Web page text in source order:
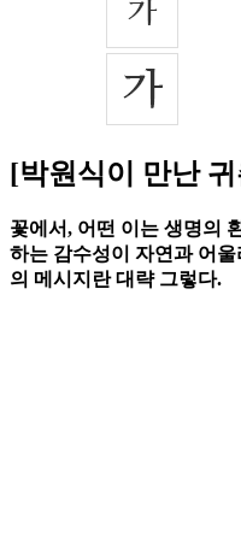
[박원식이 만난
꽃에서, 어떤 이는 생명의
하는 감수성이 자연과 어
의 메시지란 대략 그렇다.